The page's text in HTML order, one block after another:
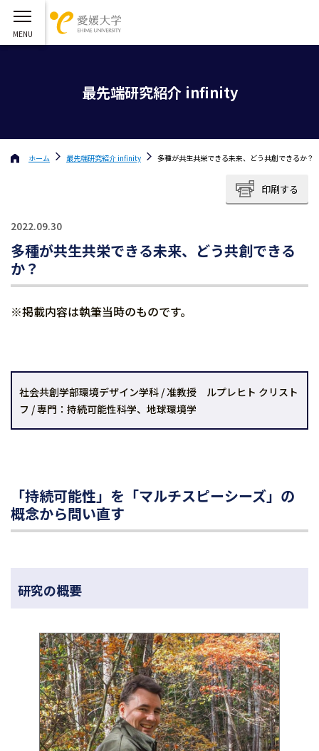
最先端研究紹介 infinity
ホーム 最先端研究紹介 infinity 多種が共生共栄できる未来、どう共創できるか？
印刷する
2022.09.30
多種が共生共栄できる未来、どう共創できる
か？
※掲載内容は執筆当時のものです。
社会共創学部環境デザイン学科 / 准教授 ルプレヒト クリスト
フ / 専門：持続可能性科学、地球環境学
「持続可能性」を「マルチスピーシーズ」の
概念から問い直す
研究の概要